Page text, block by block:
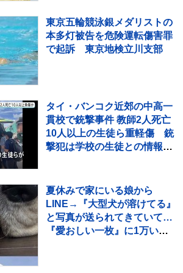
東京五輪競泳銀メダリストの
本多灯被告を危険運転傷害罪
で起訴 東京地検立川支部
タイ・バンコク近郊の中高一
貫校で銃撃事件 教師2人死亡
10人以上の生徒ら重軽傷 銃
撃犯は学校の生徒との情報、
夏休みで家にいる娘から
LINE→『大型犬が溶けてる』
と写真が送られてきていて…
『愛おしい一枚』に1万いい